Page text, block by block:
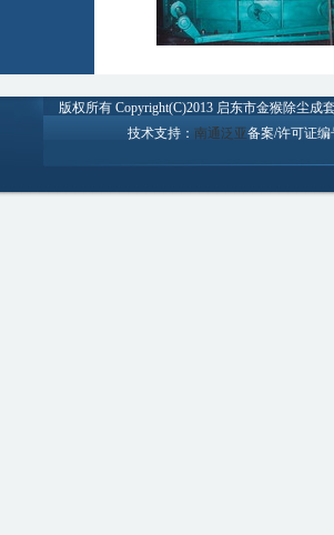
版权所有 Copyright(C)2013 启东市金猴除尘成
技术支持： 南通泛亚备案/许可证